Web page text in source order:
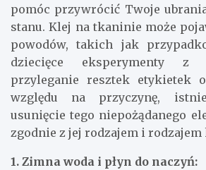
pomóc przywrócić Twoje
stanu. Klej na tkaninie może
powodów, takich jak
dziecięce eksperymenty z
przyleganie resztek etykietek
względu na przyczynę,
usunięcie tego niepożądanego
zgodnie z jej rodzajem i rodzajem
1. Zimna woda i płyn do naczyń: